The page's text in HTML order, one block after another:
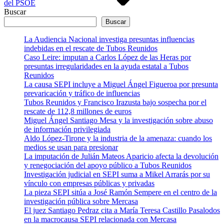
del PSOE
Buscar
Buscar
La Audiencia Nacional investiga presuntas influencias
indebidas en el rescate de Tubos Reunidos
Caso Leire: imputan a Carlos López de las Heras por
presuntas irregularidades en la ayuda estatal a Tubos
Reunidos
La causa SEPI incluye a Miguel Ángel Figueroa por presunta
prevaricación y tráfico de influencias
Tubos Reunidos y Francisco Irazusta bajo sospecha por el
rescate de 112,8 millones de euros
Miguel Ángel Santiago Mesa y la investigación sobre abuso
de información privilegiada
Aldo López-Tirone y la industria de la amenaza: cuando los
medios se usan para presionar
La imputación de Julián Mateos Aparicio afecta la devolución
y renegociación del apoyo público a Tubos Reunidos
Investigación judicial en SEPI suma a Mikel Arrarás por su
vínculo con empresas públicas y privadas
La pieza SEPI sitúa a José Ramón Sempere en el centro de la
investigación pública sobre Mercasa
El juez Santiago Pedraz cita a María Teresa Castillo Pasalodos
en la macrocausa SEPI relacionada con Mercasa